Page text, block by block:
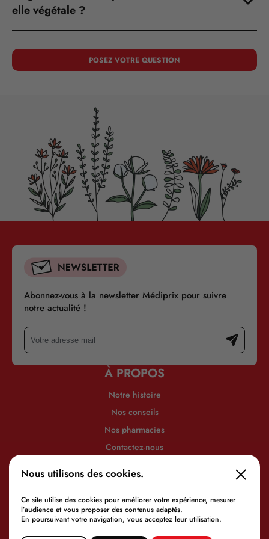
elle végétale ?
POSEZ VOTRE QUESTION
Abonnez-vous à la newsletter Médiprix pour suivre
notre actualité !
À PROPOS
Notre histoire
Nos conseils
Nos pharmacies
Contactez-nous
Politique de confidentialité
Nous utilisons des cookies.
Ce site utilise des cookies pour améliorer votre expérience, mesurer
l’audience et vous proposer des contenus adaptés.
En poursuivant votre navigation, vous acceptez leur utilisation.